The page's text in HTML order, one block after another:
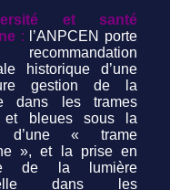
et santé
: l’ANPCEN porte
historique d’une
gestion de la
dans les trames
et bleues sous la
d’une « trame
», et la prise en
de la lumière
dans les